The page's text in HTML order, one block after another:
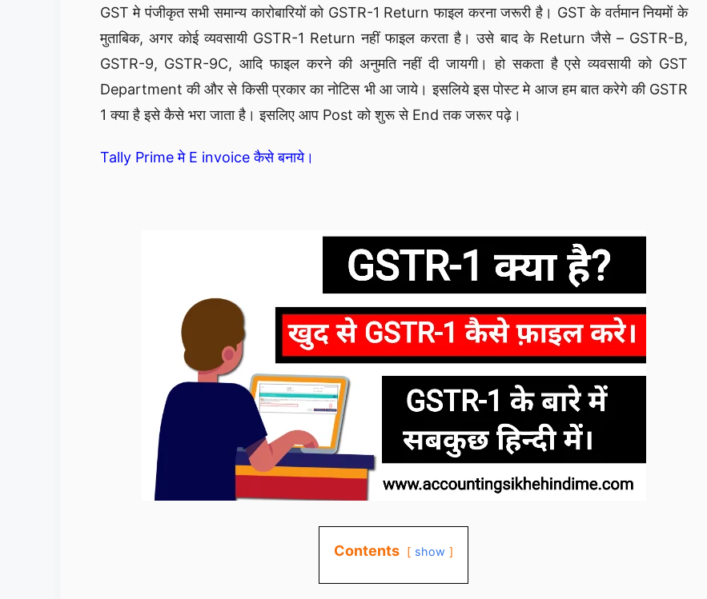
GST मे पंजीकृत सभी समान्य कारोबारियों को GSTR-1 Return फाइल करना जरूरी है। GST के वर्तमान नियमों के
मुताबिक, अगर कोई व्यवसायी GSTR-1 Return नहीं फाइल करता है। उसे बाद के Return जैसे – GSTR-B,
GSTR-9, GSTR-9C, आदि फाइल करने की अनुमति नहीं दी जायगी। हो सकता है एसे व्यवसायी को GST
Department की और से किसी प्रकार का नोटिस भी आ जाये। इसलिये इस पोस्ट मे आज हम बात करेगे की GSTR
1 क्या है इसे कैसे भरा जाता है। इसलिए आप Post को शुरू से End तक जरूर पढ़े।
Tally Prime मे E invoice कैसे बनाये।
Contents show